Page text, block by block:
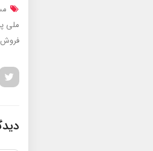
ملی پرند فاز